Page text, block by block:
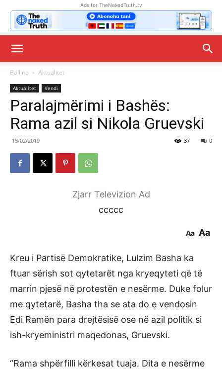
Ads for TheNakedTruth.tv
Ballina Aktualitet
Aktualitet Vendi
Paralajmërimi i Bashës:
Rama azil si Nikola Gruevski
15/02/2019 0
37
Zjarr Televizion Ad
ccccc
Aa Aa
Kreu i Partisë Demokratike, Lulzim Basha ka
ftuar sërish sot qytetarët nga kryeqyteti që të
marrin pjesë në protestën e nesërme. Duke folur
me qytetarë, Basha tha se ata do e vendosin
Edi Ramën para drejtësisë ose në azil politik si
ish-kryeministri maqedonas, Gruevski.
“Rama shpërfilli kërkesat tuaja. Dita e nesërme